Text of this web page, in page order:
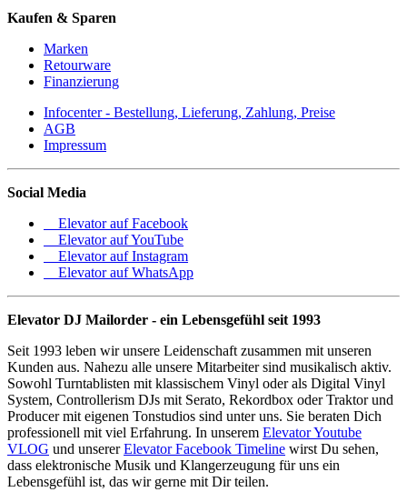
Kaufen & Sparen
Marken
Retourware
Finanzierung
Infocenter - Bestellung, Lieferung, Zahlung, Preise
AGB
Impressum
Social Media
Elevator auf Facebook
Elevator auf YouTube
Elevator auf Instagram
Elevator auf WhatsApp
Elevator DJ Mailorder - ein Lebensgefühl seit 1993
Seit 1993 leben wir unsere Leidenschaft zusammen mit unseren
Kunden aus. Nahezu alle unsere Mitarbeiter sind musikalisch aktiv.
Sowohl Turntablisten mit klassischem Vinyl oder als Digital Vinyl
System, Controllerism DJs mit Serato, Rekordbox oder Traktor und
Producer mit eigenen Tonstudios sind unter uns. Sie beraten Dich
professionell mit viel Erfahrung. In unserem Elevator Youtube
VLOG und unsererElevator Facebook Timeline wirst Du sehen,
dass elektronische Musik und Klangerzeugung für uns ein
Lebensgefühl ist, das wir gerne mit Dir teilen.